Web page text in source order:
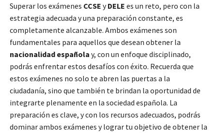
Superar los exámenes CCSE yDELE es un reto, pero con la
estrategia adecuada y una preparación constante, es
completamente alcanzable. Ambos exámenes son
fundamentales para aquellos que desean obtener la
nacionalidad española y, con un enfoque disciplinado,
podrás enfrentar estos desafíos con éxito. Recuerda que
estos exámenes no solo te abren las puertas a la
ciudadanía, sino que también te brindan la oportunidad de
integrarte plenamente en la sociedad española. La
preparación es clave, y con los recursos adecuados, podrás
dominar ambos exámenes y lograr tu objetivo de obtener la